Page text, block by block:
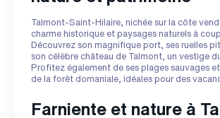
Talmont-Saint-Hilaire, nichée sur la côte
charme historique et paysages naturels à
Découvrez son magnifique port, ses ruelles
son célèbre château de Talmont, un vestige
Profitez également de ses plages sauvages
de la forêt domaniale, idéales pour des
Farniente et nature à